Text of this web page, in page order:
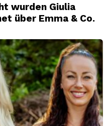
wurden Giulia
über Emma & Co.